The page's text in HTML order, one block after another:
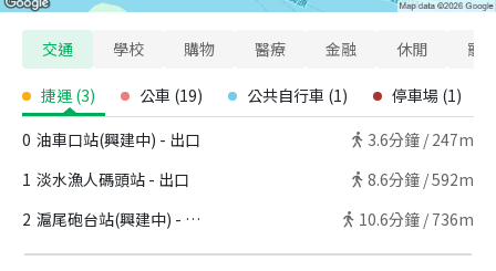
交通 學校 購物 醫療 金融 休閒 寵
捷運 (3) 公車 (19) 公共自行車 (1) 停車場 (1)
0 油車口站(興建中) - 出口 3.6分鐘 / 247m
1 淡水漁人碼頭站 - 出口 8.6分鐘 /592m
2 滬尾砲台站(興建中) - 出口 10.6分鐘 / 736m